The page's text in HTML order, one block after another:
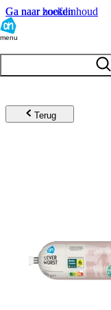
Ga naar hoofdinhoud
Ga naar zoeken
menu
Terug